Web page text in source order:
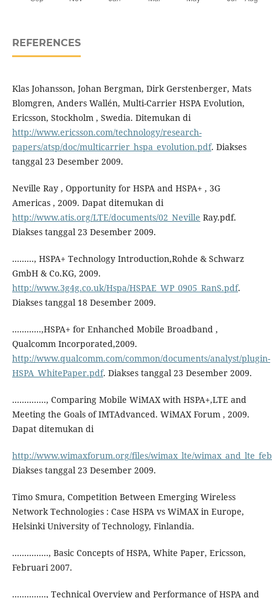
REFERENCES
Klas Johansson, Johan Bergman, Dirk Gerstenberger, Mats
Blomgren, Anders Wallén, Multi-Carrier HSPA Evolution,
Ericsson, Stockholm , Swedia. Ditemukan di
http://www.ericsson.com/technology/research-
papers/atsp/doc/multicarrier_hspa_evolution.pdf. Diakses
tanggal 23 Desember 2009.
Neville Ray , Opportunity for HSPA and HSPA+ , 3G
Americas , 2009. Dapat ditemukan di
http://www.atis.org/LTE/documents/02_Neville Ray.pdf.
Diakses tanggal 23 Desember 2009.
........., HSPA+ Technology Introduction,Rohde & Schwarz
GmbH & Co.KG, 2009.
http://www.3g4g.co.uk/Hspa/HSPAE_WP_0905_RanS.pdf.
Diakses tanggal 18 Desember 2009.
............,HSPA+ for Enhanched Mobile Broadband ,
Qualcomm Incorporated,2009.
http://www.qualcomm.com/common/documents/analyst/plugin-
HSPA_WhitePaper.pdf. Diakses tanggal 23 Desember 2009.
.............., Comparing Mobile WiMAX with HSPA+,LTE and
Meeting the Goals of IMTAdvanced. WiMAX Forum , 2009.
Dapat ditemukan di
http://www.wimaxforum.org/files/wimax_lte/
Diakses tanggal 23 Desember 2009.
Timo Smura, Competition Between Emerging Wireless
Network Technologies : Case HSPA vs WiMAX in Europe,
Helsinki University of Technology, Finlandia.
..............., Basic Concepts of HSPA, White Paper, Ericsson,
Februari 2007.
.............., Technical Overview and Performance of HSPA and